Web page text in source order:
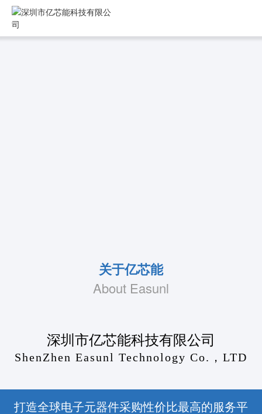
关于亿芯能
About Easunl
深圳市亿芯能科技有限公司
ShenZhen Easunl Technology Co.，LTD
打造全球电子元器件采购性价比最高的服务平